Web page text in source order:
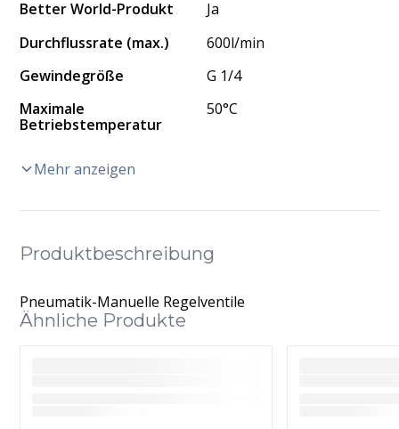
Better World-Produkt
Ja
Durchflussrate (max.)
600l/min
Gewindegröße
G 1/4
Maximale
Betriebstemperatur
50°C
Mehr anzeigen
Produktbeschreibung
Pneumatik-Manuelle Regelventile
Ähnliche Produkte